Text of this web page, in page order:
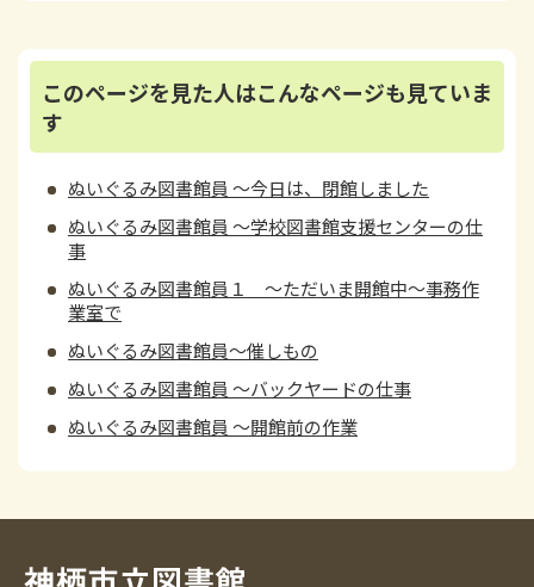
このページを見た人はこんなページも見ていま
す
ぬいぐるみ図書館員 ～今日は、閉館しました
ぬいぐるみ図書館員 ～学校図書館支援センターの仕
事
ぬいぐるみ図書館員１ ～ただいま開館中～事務作
業室で
ぬいぐるみ図書館員～催しもの
ぬいぐるみ図書館員 ～バックヤードの仕事
ぬいぐるみ図書館員 ～開館前の作業